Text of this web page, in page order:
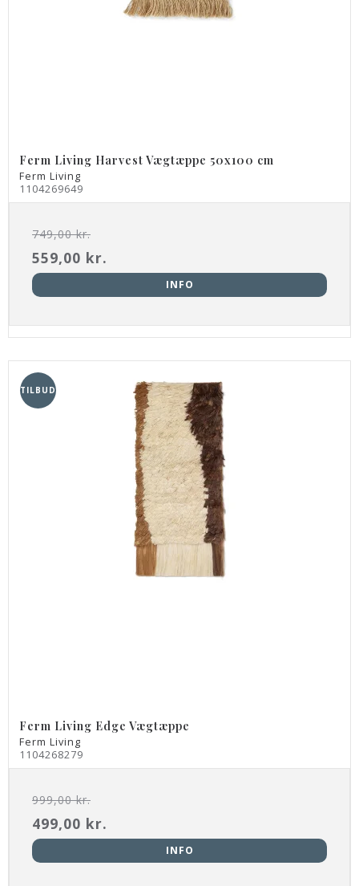
Ferm Living Harvest Vægtæppe 50x100 cm
Ferm Living
1104269649
749,00 kr.
559,00 kr.
INFO
TILBUD
Ferm Living Edge Vægtæppe
Ferm Living
1104268279
999,00 kr.
499,00 kr.
INFO